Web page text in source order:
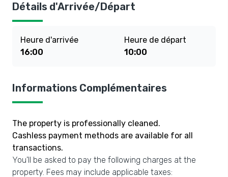
Détails d'Arrivée/Départ
Heure d'arrivée
16:00
Heure de départ
10:00
Informations Complémentaires
The property is professionally cleaned.
Cashless payment methods are available for all
transactions.
You'll be asked to pay the following charges at the
property. Fees may include applicable taxes: